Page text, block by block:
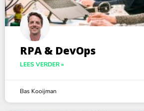
RPA & DevOps
LEES VERDER »
Bas Kooijman